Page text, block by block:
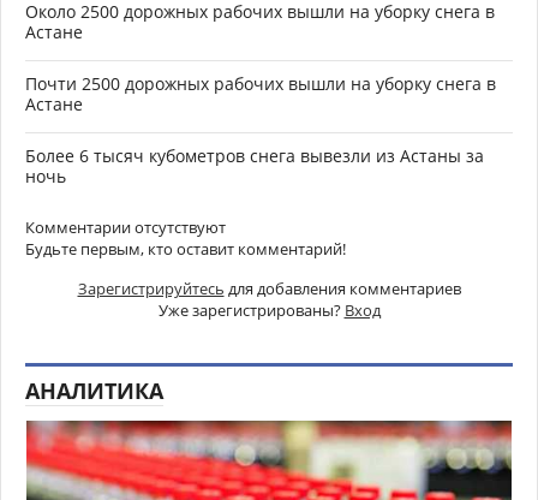
Около 2500 дорожных рабочих вышли на уборку снега в
Астане
Почти 2500 дорожных рабочих вышли на уборку снега в
Астане
Более 6 тысяч кубометров снега вывезли из Астаны за
ночь
Комментарии отсутствуют
Будьте первым, кто оставит комментарий!
Зарегистрируйтесь для добавления комментариев
Уже зарегистрированы? Вход
АНАЛИТИКА